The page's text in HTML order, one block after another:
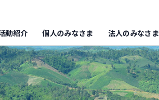
動紹介 個人のみなさま 法人のみなさま